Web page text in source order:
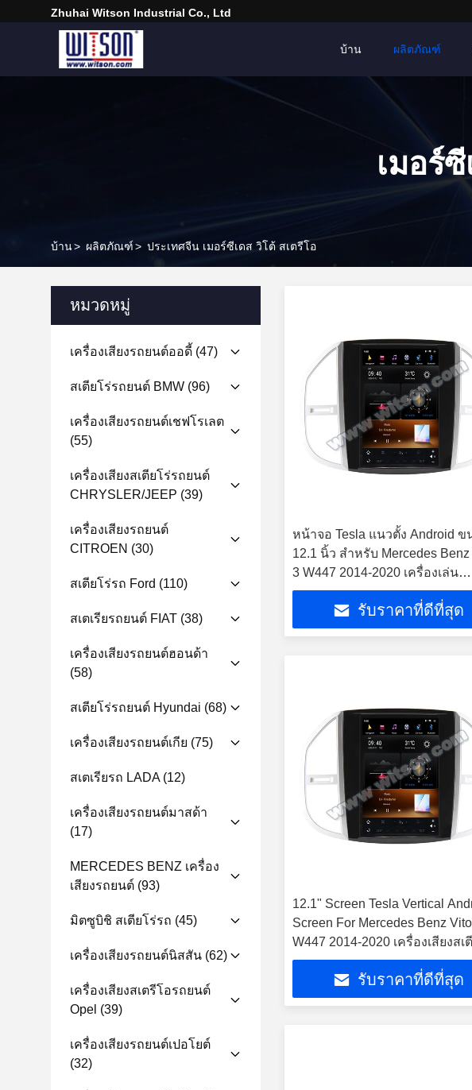
Zhuhai Witson Industrial Co., Ltd
บ้าน ผลิตภัณฑ์
เมอร์
บ้าน> ผลิตภัณฑ์> ประเทศจีน เมอร์ซีเดส วิโต้ สเตรีโอ
หมวดหมู่
เครื่องเสียงรถยนต์ออดี้ (47)
สเตียโร่รถยนต์ BMW (96)
เครื่องเสียงรถยนต์เชฟโรเลต
(55)
เครื่องเสียงสเตียโร่รถยนต์
CHRYSLER/JEEP (39)
เครื่องเสียงรถยนต์
CITROEN (30)
สเตียโร่รถ Ford (110)
สเตเรียรถยนต์ FIAT (38)
เครื่องเสียงรถยนต์ฮอนด้า
(58)
สเตียโร่รถยนต์ Hyundai (68)
เครื่องเสียงรถยนต์เกีย (75)
สเตเรียรถ LADA(12)
เครื่องเสียงรถยนต์มาสด้า
(17)
MERCEDES BENZ เครื่อง
เสียงรถยนต์ (93)
มิตซูบิชิ สเตียโร่รถ (45)
เครื่องเสียงรถยนต์นิสสัน (62)
เครื่องเสียงสเตรีโอรถยนต์
Opel (39)
เครื่องเสียงรถยนต์เปอโยต์
(32)
หน้าจอ Tesla แนวตั้ง Android ข
12.1 นิ้ว สำหรับ Mercedes Benz
3 W447 2014-2020 เครื่องเล่น
มัลติมีเดียสเตอริโอ GPS Carplay
รับราคาที่ดีที่สุด
12.1" Screen Tesla Vertical
Screen For Mercedes Benz
W447 2014-2020 เครื่องเสียงสเ
รถยนต์
รับราคาที่ดีที่สุด